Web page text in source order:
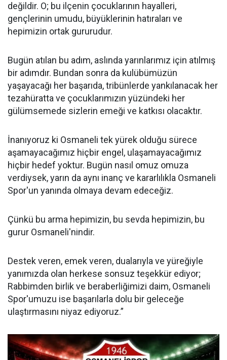
değildir. O; bu ilçenin çocuklarının hayalleri,
gençlerinin umudu, büyüklerinin hatıraları ve
hepimizin ortak gururudur.
Bugün atılan bu adım, aslında yarınlarımız için atılmış
bir adımdır. Bundan sonra da kulübümüzün
yaşayacağı her başarıda, tribünlerde yankılanacak her
tezahüratta ve çocuklarımızın yüzündeki her
gülümsemede sizlerin emeği ve katkısı olacaktır.
İnanıyoruz ki Osmaneli tek yürek olduğu sürece
aşamayacağımız hiçbir engel, ulaşamayacağımız
hiçbir hedef yoktur. Bugün nasıl omuz omuza
verdiysek, yarın da aynı inanç ve kararlılıkla Osmaneli
Spor'un yanında olmaya devam edeceğiz.
Çünkü bu arma hepimizin, bu sevda hepimizin, bu
gurur Osmaneli'nindir.
Destek veren, emek veren, dualarıyla ve yüreğiyle
yanımızda olan herkese sonsuz teşekkür ediyor;
Rabbimden birlik ve beraberliğimizi daim, Osmaneli
Spor'umuzu ise başarılarla dolu bir geleceğe
ulaştırmasını niyaz ediyoruz.”